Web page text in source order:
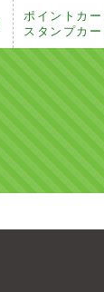
ポイントカー
スタンプカー